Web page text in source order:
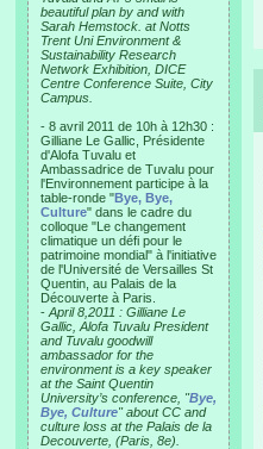
beautiful plan by and with
Sarah Hemstock. at Notts
Trent Uni Environment &
Sustainability Research
Network Exhibition, DICE
Centre Conference Suite, City
Campus.
- 8 avril 2011 de 10h à 12h30 :
Gilliane Le Gallic, Présidente
d'Alofa Tuvalu et
Ambassadrice de Tuvalu pour
l'Environnement participe à la
table-ronde "Bye, Bye,
Culture" dans le cadre du
colloque "Le changement
climatique un défi pour le
patrimoine mondial" à l'initiative
de l'Université de Versailles St
Quentin, au Palais de la
Découverte à Paris.
- April 8,2011 : Gilliane Le
Gallic, Alofa Tuvalu President
and Tuvalu goodwill
ambassador for the
environment is a key speaker
at the Saint Quentin
University’s conference, "Bye,
Bye, Culture" about CC and
culture loss at the Palais de la
Decouverte, (Paris, 8e).